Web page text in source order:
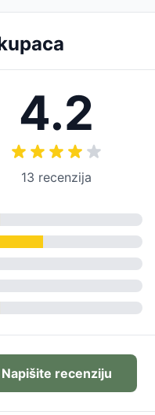
4.2
13 recenzija
Napišite recenziju